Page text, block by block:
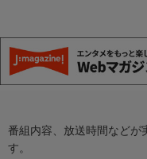
番組内容、放送時間などが
す。